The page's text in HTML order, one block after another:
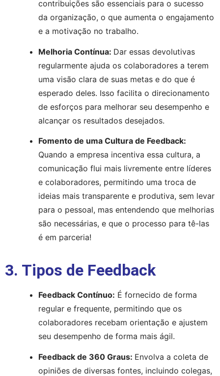
contribuições são essenciais para o sucesso
da organização, o que aumenta o engajamento
e a motivação no trabalho.
Melhoria Contínua: Dar essas devolutivas
regularmente ajuda os colaboradores a terem
uma visão clara de suas metas e do que é
esperado deles. Isso facilita o direcionamento
de esforços para melhorar seu desempenho e
alcançar os resultados desejados.
Fomento de uma Cultura de Feedback:
Quando a empresa incentiva essa cultura, a
comunicação flui mais livremente entre líderes
e colaboradores, permitindo uma troca de
ideias mais transparente e produtiva, sem levar
para o pessoal, mas entendendo que melhorias
são necessárias, e que o processo para tê-las
é em parceria!
3. Tipos de Feedback
Feedback Contínuo: É fornecido de forma
regular e frequente, permitindo que os
colaboradores recebam orientação e ajustem
seu desempenho de forma mais ágil.
Feedback de 360 Graus: Envolva a coleta de
opiniões de diversas fontes, incluindo colegas,